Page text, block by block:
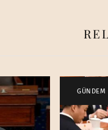
GÜNDEM